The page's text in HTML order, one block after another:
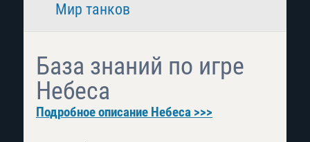
Мир танков
База знаний по игре
Небеса
Подробное описание Небеса >>>